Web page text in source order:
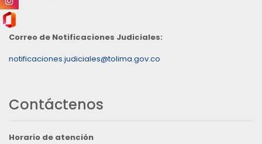
Correo de Notificaciones Judiciales:
notificaciones.judiciales@tolima.gov.co
Contáctenos
Horario de atención